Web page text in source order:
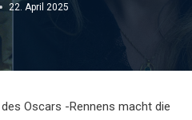
22. April 2025
Oscars -Rennens macht die